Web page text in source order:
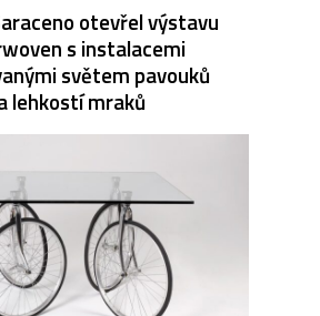
otevřel výstavu
s instalacemi
světem pavouků
lehkostí mraků